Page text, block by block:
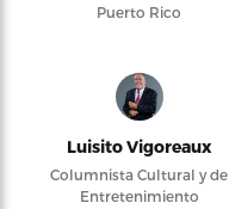
Puerto Rico
Luisito Vigoreaux
Columnista Cultural y de
Entretenimiento